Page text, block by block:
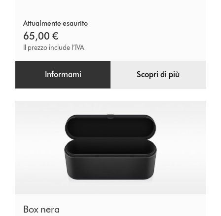
Attualmente esaurito
65,00 €
Il prezzo include l’IVA
Informami Scopri di più
Box
Box nera